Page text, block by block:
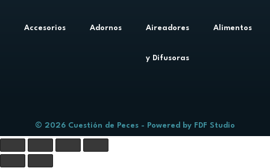
Accesorios Adornos Aireadores
y Difusoras
Alimentos
© 2026 Cuestión de Peces - Powered by FDF Studio